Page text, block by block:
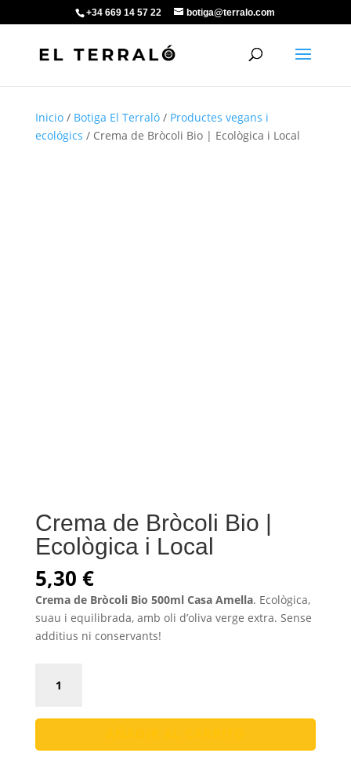
+34 669 14 57 22 botiga@terralo.com
Inicio/ Botiga El Terraló/ Productes vegans i
ecológics / Crema de Bròcoli Bio | Ecològica i Local
Crema de Bròcoli Bio |
Ecològica i Local
5,30 €
Crema de Bròcoli Bio 500ml Casa Amella. Ecològica,
suau i equilibrada, amb oli d’oliva verge extra. Sense
additius ni conservants!
Bio
|